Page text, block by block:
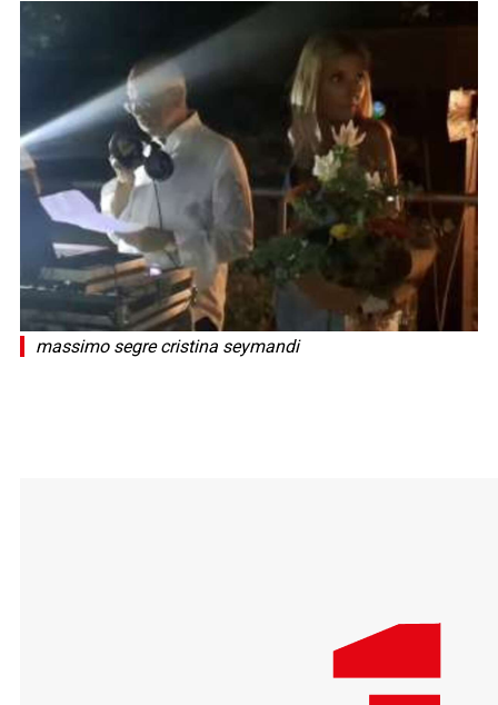
massimo segre cristina seymandi